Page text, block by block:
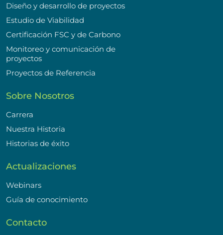
Diseño y desarrollo de proyectos
Estudio de Viabilidad
Certificación FSC y de Carbono
Monitoreo y comunicación de
proyectos
Proyectos de Referencia
Sobre Nosotros
Carrera
Nuestra Historia
Historias de éxito
Actualizaciones
Webinars
Guía de conocimiento
Contacto